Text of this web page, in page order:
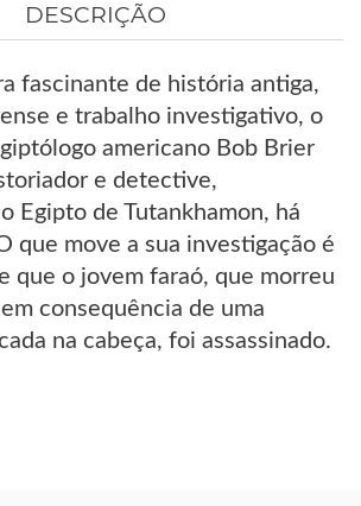
DESCRIÇÃO
fascinante de história antiga,
e trabalho investigativo, o
americano Bob Brier
e detective,
Egipto de Tutankhamon, há
que move a sua investigação é
que o jovem faraó, que morreu
consequência de uma
na cabeça, foi assassinado.